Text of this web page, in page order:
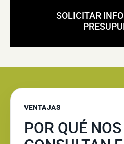
SOLICITAR
VENTAJAS
POR QUÉ NOS